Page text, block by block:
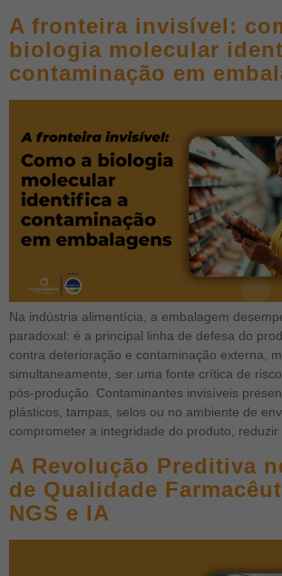
A fronteira invisível:
biologia molecular
contaminação em
Na indústria alimentícia, a embalagem
paradoxal: é a principal linha de defesa do
contra deterioração e contaminação externa,
simultaneamente, ser uma fonte crítica de
pós-produção. Contaminantes invisíveis
plásticos, tampas, selos ou no ambiente de
comprometer a integridade do produto,
A Revolução Preditiva
de Qualidade
NGS e IA